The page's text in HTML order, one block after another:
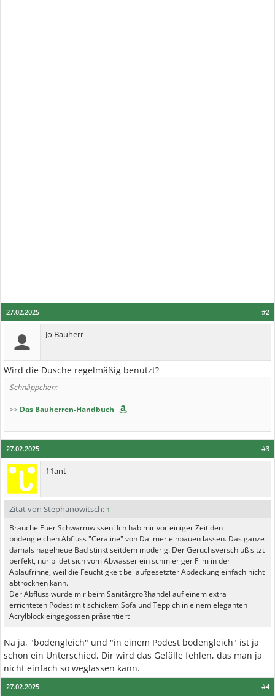
#2
27.02.2025
Jo Bauherr
Wird die Dusche regelmäßig benutzt?
Schnäppchen:
>> Das Bauherren-Handbuch
#3
27.02.2025
11ant
Zitat von Stephanowitsch: ↑
Brauche Euer Schwarmwissen! Ich hab mir vor einiger Zeit den
bodengleichen Abfluss "Ceraline" von Dallmer einbauen lassen. Das ganze
damals nagelneue Bad stinkt seitdem moderig. Der Geruchsverschluß sitzt
perfekt, nur bildet sich vom Abwasser ein schmieriger Film in der
Ablaufrinne, weil die Feuchtigkeit bei aufgesetzter Abdeckung einfach nicht
abtrocknen kann.
Der Abfluss wurde mir beim Sanitärgroßhandel auf einem extra
errichteten Podest mit schickem Sofa und Teppich in einem eleganten
Acrylblock eingegossen präsentiert
Na ja, "bodengleich" und "in einem Podest bodengleich" ist ja
schon ein Unterschied, Dir wird das Gefälle fehlen, das man ja
nicht einfach so weglassen kann.
#4
27.02.2025